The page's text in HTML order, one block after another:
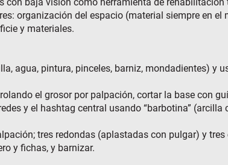
con baja visión como herramienta de
organización del espacio (material siempre en
y materiales.
agua, pintura, pinceles, barniz, mondadientes) y
el grosor por palpación, cortar la base con
y el hashtag central usando “barbotina”
tres redondas (aplastadas con pulgar) y
y fichas, y barnizar.